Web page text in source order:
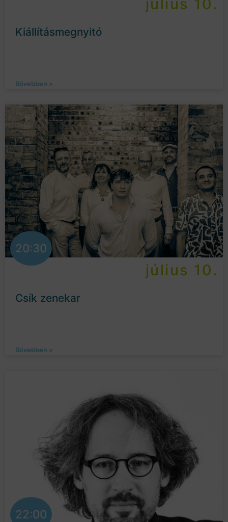
július 10.
Kiállításmegnyitó
Bővebben »
20:30
július 10.
Csík zenekar
Bővebben »
22:00